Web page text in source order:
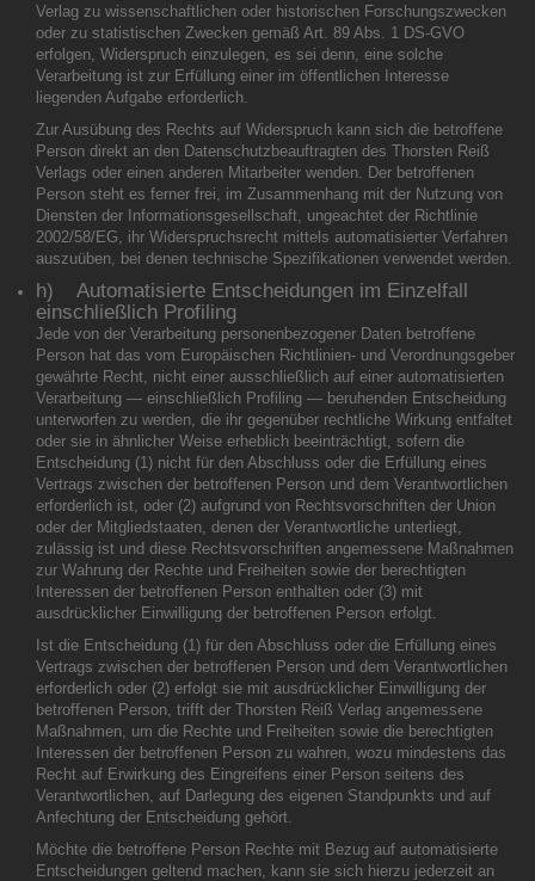
Verlag zu wissenschaftlichen oder historischen Forschungszwecken
oder zu statistischen Zwecken gemäß Art. 89 Abs. 1 DS-GVO
erfolgen, Widerspruch einzulegen, es sei denn, eine solche
Verarbeitung ist zur Erfüllung einer im öffentlichen Interesse
liegenden Aufgabe erforderlich.
Zur Ausübung des Rechts auf Widerspruch kann sich die betroffene
Person direkt an den Datenschutzbeauftragten des Thorsten Reiß
Verlags oder einen anderen Mitarbeiter wenden. Der betroffenen
Person steht es ferner frei, im Zusammenhang mit der Nutzung von
Diensten der Informationsgesellschaft, ungeachtet der Richtlinie
2002/58/EG, ihr Widerspruchsrecht mittels automatisierter Verfahren
auszuüben, bei denen technische Spezifikationen verwendet werden.
h) Automatisierte Entscheidungen im Einzelfall
einschließlich Profiling
Jede von der Verarbeitung personenbezogener Daten betroffene
Person hat das vom Europäischen Richtlinien- und Verordnungsgeber
gewährte Recht, nicht einer ausschließlich auf einer automatisierten
Verarbeitung — einschließlich Profiling — beruhenden Entscheidung
unterworfen zu werden, die ihr gegenüber rechtliche Wirkung entfaltet
oder sie in ähnlicher Weise erheblich beeinträchtigt, sofern die
Entscheidung (1) nicht für den Abschluss oder die Erfüllung eines
Vertrags zwischen der betroffenen Person und dem Verantwortlichen
erforderlich ist, oder (2) aufgrund von Rechtsvorschriften der Union
oder der Mitgliedstaaten, denen der Verantwortliche unterliegt,
zulässig ist und diese Rechtsvorschriften angemessene Maßnahmen
zur Wahrung der Rechte und Freiheiten sowie der berechtigten
Interessen der betroffenen Person enthalten oder (3) mit
ausdrücklicher Einwilligung der betroffenen Person erfolgt.
Ist die Entscheidung (1) für den Abschluss oder die Erfüllung eines
Vertrags zwischen der betroffenen Person und dem Verantwortlichen
erforderlich oder (2) erfolgt sie mit ausdrücklicher Einwilligung der
betroffenen Person, trifft der Thorsten Reiß Verlag angemessene
Maßnahmen, um die Rechte und Freiheiten sowie die berechtigten
Interessen der betroffenen Person zu wahren, wozu mindestens das
Recht auf Erwirkung des Eingreifens einer Person seitens des
Verantwortlichen, auf Darlegung des eigenen Standpunkts und auf
Anfechtung der Entscheidung gehört.
Möchte die betroffene Person Rechte mit Bezug auf automatisierte
Entscheidungen geltend machen, kann sie sich hierzu jederzeit an